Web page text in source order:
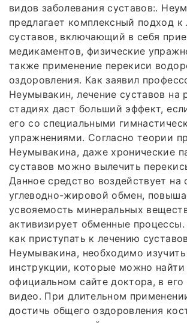
видов заболевания суставов:.
предлагает комплексный подход к
суставов, включающий в себя
медикаментов, физические
также применение перекиси
оздоровления. Как заявил
Неумывакин, лечение суставов на
стадиях даст больший эффект,
его со специальными
упражнениями. Согласно теории
Неумывакина, даже хронические
суставов можно вылечить
Данное средство воздействует на
углеводно-жировой обмен,
усвояемость минеральных
активизирует обменные
как приступать к лечению
Неумывакина, необходимо
инструкции, которые можно найти
официальном сайте доктора, в его
видео. При длительном
достичь общего оздоровления